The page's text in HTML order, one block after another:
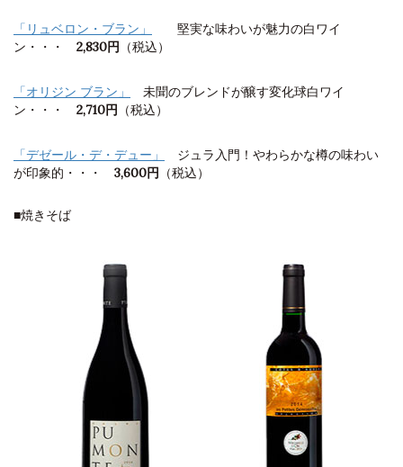
「リュベロン・ブラン」
堅実な味わいが魅力の白ワイ
ン・・・ 2,830円 （税込）
「オリジン ブラン」
未聞のブレンドが醸す変化球白ワイ
ン・・・ 2,710円 （税込）
「デゼール・デ・デュー」
ジュラ入門！やわらかな樽の味わい
が印象的・・・ 3,600円 （税込）
■焼きそば